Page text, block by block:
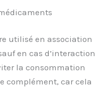
utilisé en association
en cas d’interaction
la consommation
complément, car cela